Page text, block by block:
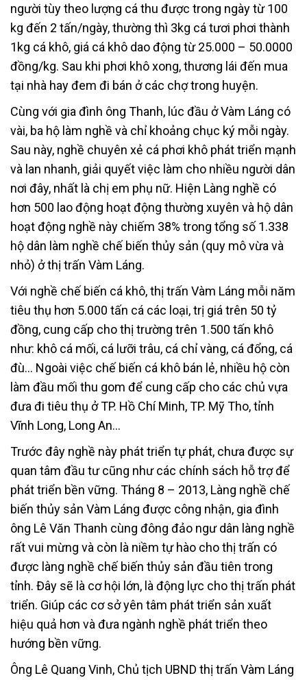
người tùy theo lượng cá thu được trong ngày từ 100
kg đến 2 tấn/ngày, thường thì 3kg cá tươi phơi thành
1kg cá khô, giá cá khô dao động từ 25.000 – 50.0000
đồng/kg. Sau khi phơi khô xong, thương lái đến mua
tại nhà hay đem đi bán ở các chợ trong huyện.
Cùng với gia đình ông Thanh, lúc đầu ở Vàm Láng có
vài, ba hộ làm nghề và chỉ khoảng chục ký mỗi ngày.
Sau này, nghề chuyên xẻ cá phơi khô phát triển mạnh
và lan nhanh, giải quyết việc làm cho nhiều người dân
nơi đây, nhất là chị em phụ nữ. Hiện Làng nghề có
hơn 500 lao động hoạt động thường xuyên và hộ dân
hoạt động nghề này chiếm 38% trong tổng số 1.338
hộ dân làm nghề chế biến thủy sản (quy mô vừa và
nhỏ) ở thị trấn Vàm Láng.
Với nghề chế biến cá khô, thị trấn Vàm Láng mỗi năm
tiêu thụ hơn 5.000 tấn cá các loại, trị giá trên 50 tỷ
đồng, cung cấp cho thị trường trên 1.500 tấn khô
như: khô cá mối, cá lưỡi trâu, cá chỉ vàng, cá đổng, cá
đù… Ngoài việc chế biến cá khô bán lẻ, nhiều hộ còn
làm đầu mối thu gom để cung cấp cho các chủ vựa
đưa đi tiêu thụ ở TP. Hồ Chí Minh, TP. Mỹ Tho, tỉnh
Vĩnh Long, Long An…
Trước đây nghề này phát triển tự phát, chưa được sự
quan tâm đầu tư cũng như các chính sách hỗ trợ để
phát triển bền vững. Tháng 8 – 2013, Làng nghề chế
biến thủy sản Vàm Láng được công nhận, gia đình
ông Lê Văn Thanh cùng đông đảo ngư dân làng nghề
rất vui mừng và còn là niềm tự hào cho thị trấn có
được làng nghề chế biến thủy sản đầu tiên trong
tỉnh. Đây sẽ là cơ hội lớn, là động lực cho thị trấn phát
triển. Giúp các cơ sở yên tâm phát triển sản xuất
hiệu quả hơn và đưa ngành nghề phát triển theo
hướng bền vững.
Ông Lê Quang Vinh, Chủ tịch UBND thị trấn Vàm Láng